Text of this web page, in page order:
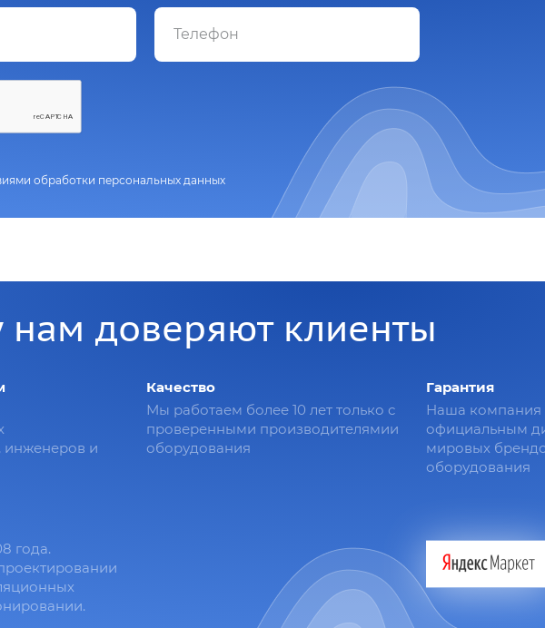
обработки персональных данных
нам доверяют клиенты
инженеров и
Качество
Мы работаем более 10 лет только с
проверенными производителямии
оборудования
Гарантия
Наша компания
официальным
мировых
оборудования
года.